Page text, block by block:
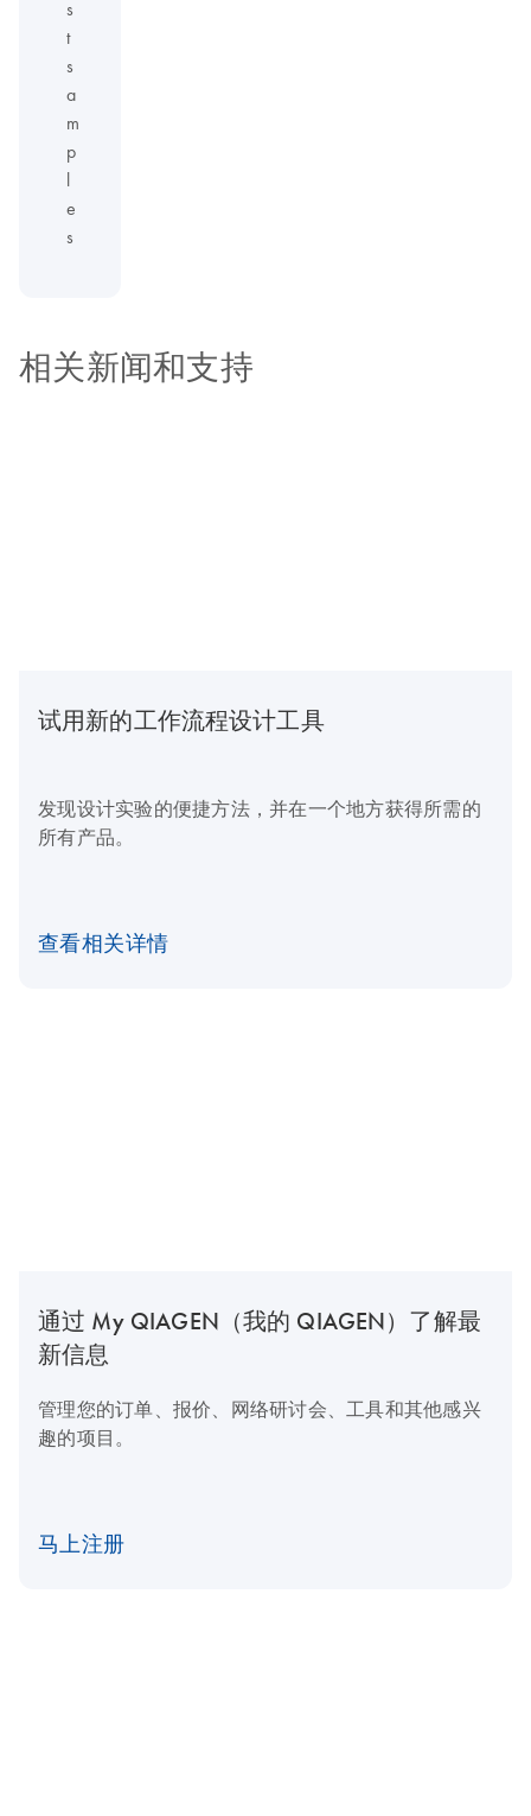
s
t
s
a
m
p
l
e
s
相关新闻和支持
试用新的工作流程设计工具
发现设计实验的便捷方法，并在一个地方获得所需的
所有产品。
查看相关详情
通过 My QIAGEN（我的 QIAGEN）了解最
新信息
管理您的订单、报价、网络研讨会、工具和其他感兴
趣的项目。
马上注册